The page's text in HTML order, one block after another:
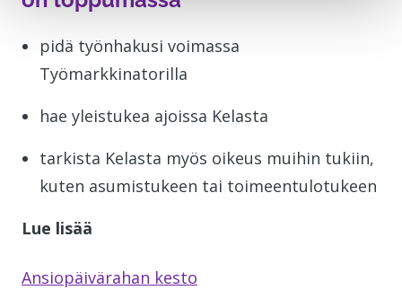
pidä työnhakusi voimassa
Työmarkkinatorilla
hae yleistukea ajoissa Kelasta
tarkista Kelasta myös oikeus muihin tukiin,
kuten asumistukeen tai toimeentulotukeen
Lue lisää
Ansiopäivärahan kesto